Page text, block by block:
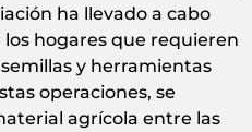
ha llevado a cabo
hogares que requieren
y herramientas
operaciones, se
agrícola entre las